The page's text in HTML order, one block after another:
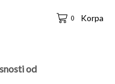
0 Korpa
od